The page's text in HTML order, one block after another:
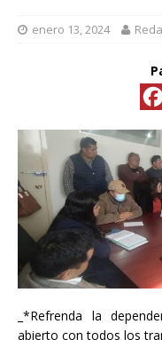
enero 13, 2024
_*Refrenda la
abierto con todos los